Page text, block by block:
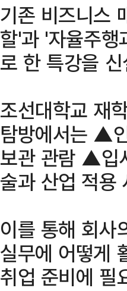
기존 비즈니스
할'과 '자율주
로 한 특강을
조선대학교 재
탐방에서는 ▲
보관 관람 ▲입
술과 산업 적용
이를 통해 회사
실무에 어떻게
취업 준비에 필